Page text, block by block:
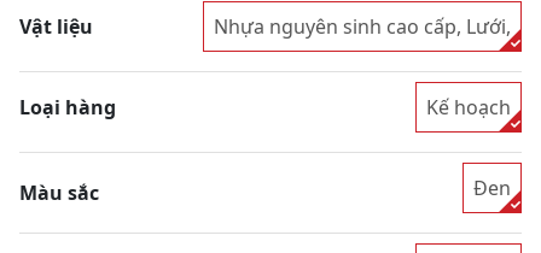
Vật liệu Nhựa nguyên sinh cao cấp, Lưới,
Loại hàng Kế hoạch
Màu sắc Đen